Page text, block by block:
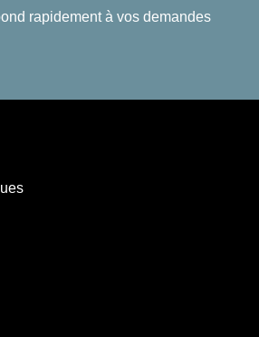
rapidement à vos demandes